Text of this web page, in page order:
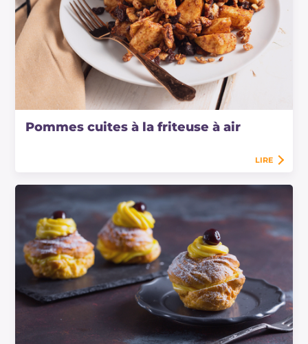
Pommes cuites à la friteuse à air
LIRE